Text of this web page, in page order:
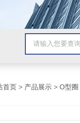
首页 > 产品展示 > O型圈